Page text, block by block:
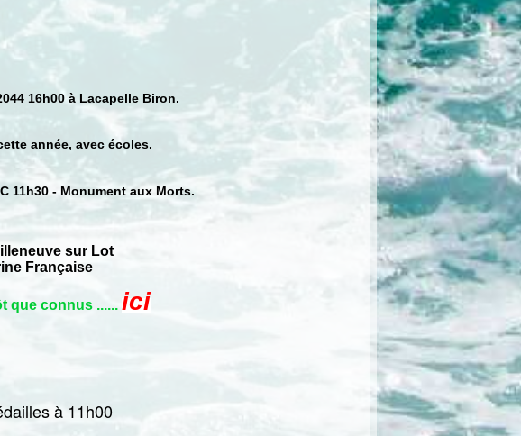
16h00 à Lacapelle Biron.
année, avec écoles.
11h30 - Monument aux Morts.
sur Lot
Française
que connus ...... ici
à 11h00